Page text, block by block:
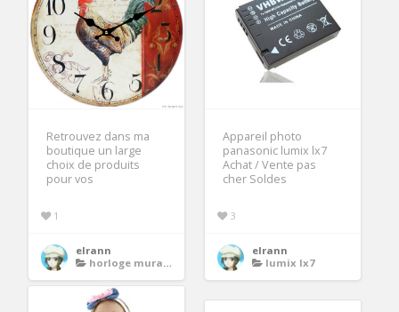
Retrouvez dans ma
boutique un large
choix de produits
pour vos
1
elrann
horloge murale cuisine
Appareil photo
panasonic lumix lx7
Achat / Vente pas
cher Soldes
3
elrann
lumix lx7